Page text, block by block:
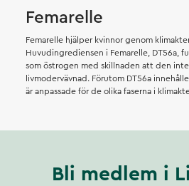
Femarelle
Femarelle hjälper kvinnor genom
Huvudingrediensen i Femarelle, DT56a,
som östrogen med skillnaden att den
livmodervävnad. Förutom DT56a
är anpassade för de olika faserna i
Bli medlem i